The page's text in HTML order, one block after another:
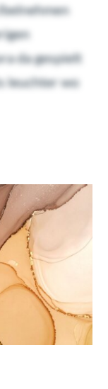
da gespielt
leuchter wo